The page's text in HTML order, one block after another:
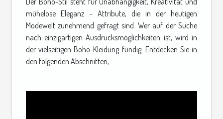
mühelose Eleganz – Attribute, die in der heutigen
Modewelt zunehmend gefragt sind. Wer auf der Suche
nach einzigartigen Ausdrucksmöglichkeiten ist, wird in
der vielseitigen Boho-Kleidung fündig. Entdecken Sie in
den folgenden Abschnitten,...